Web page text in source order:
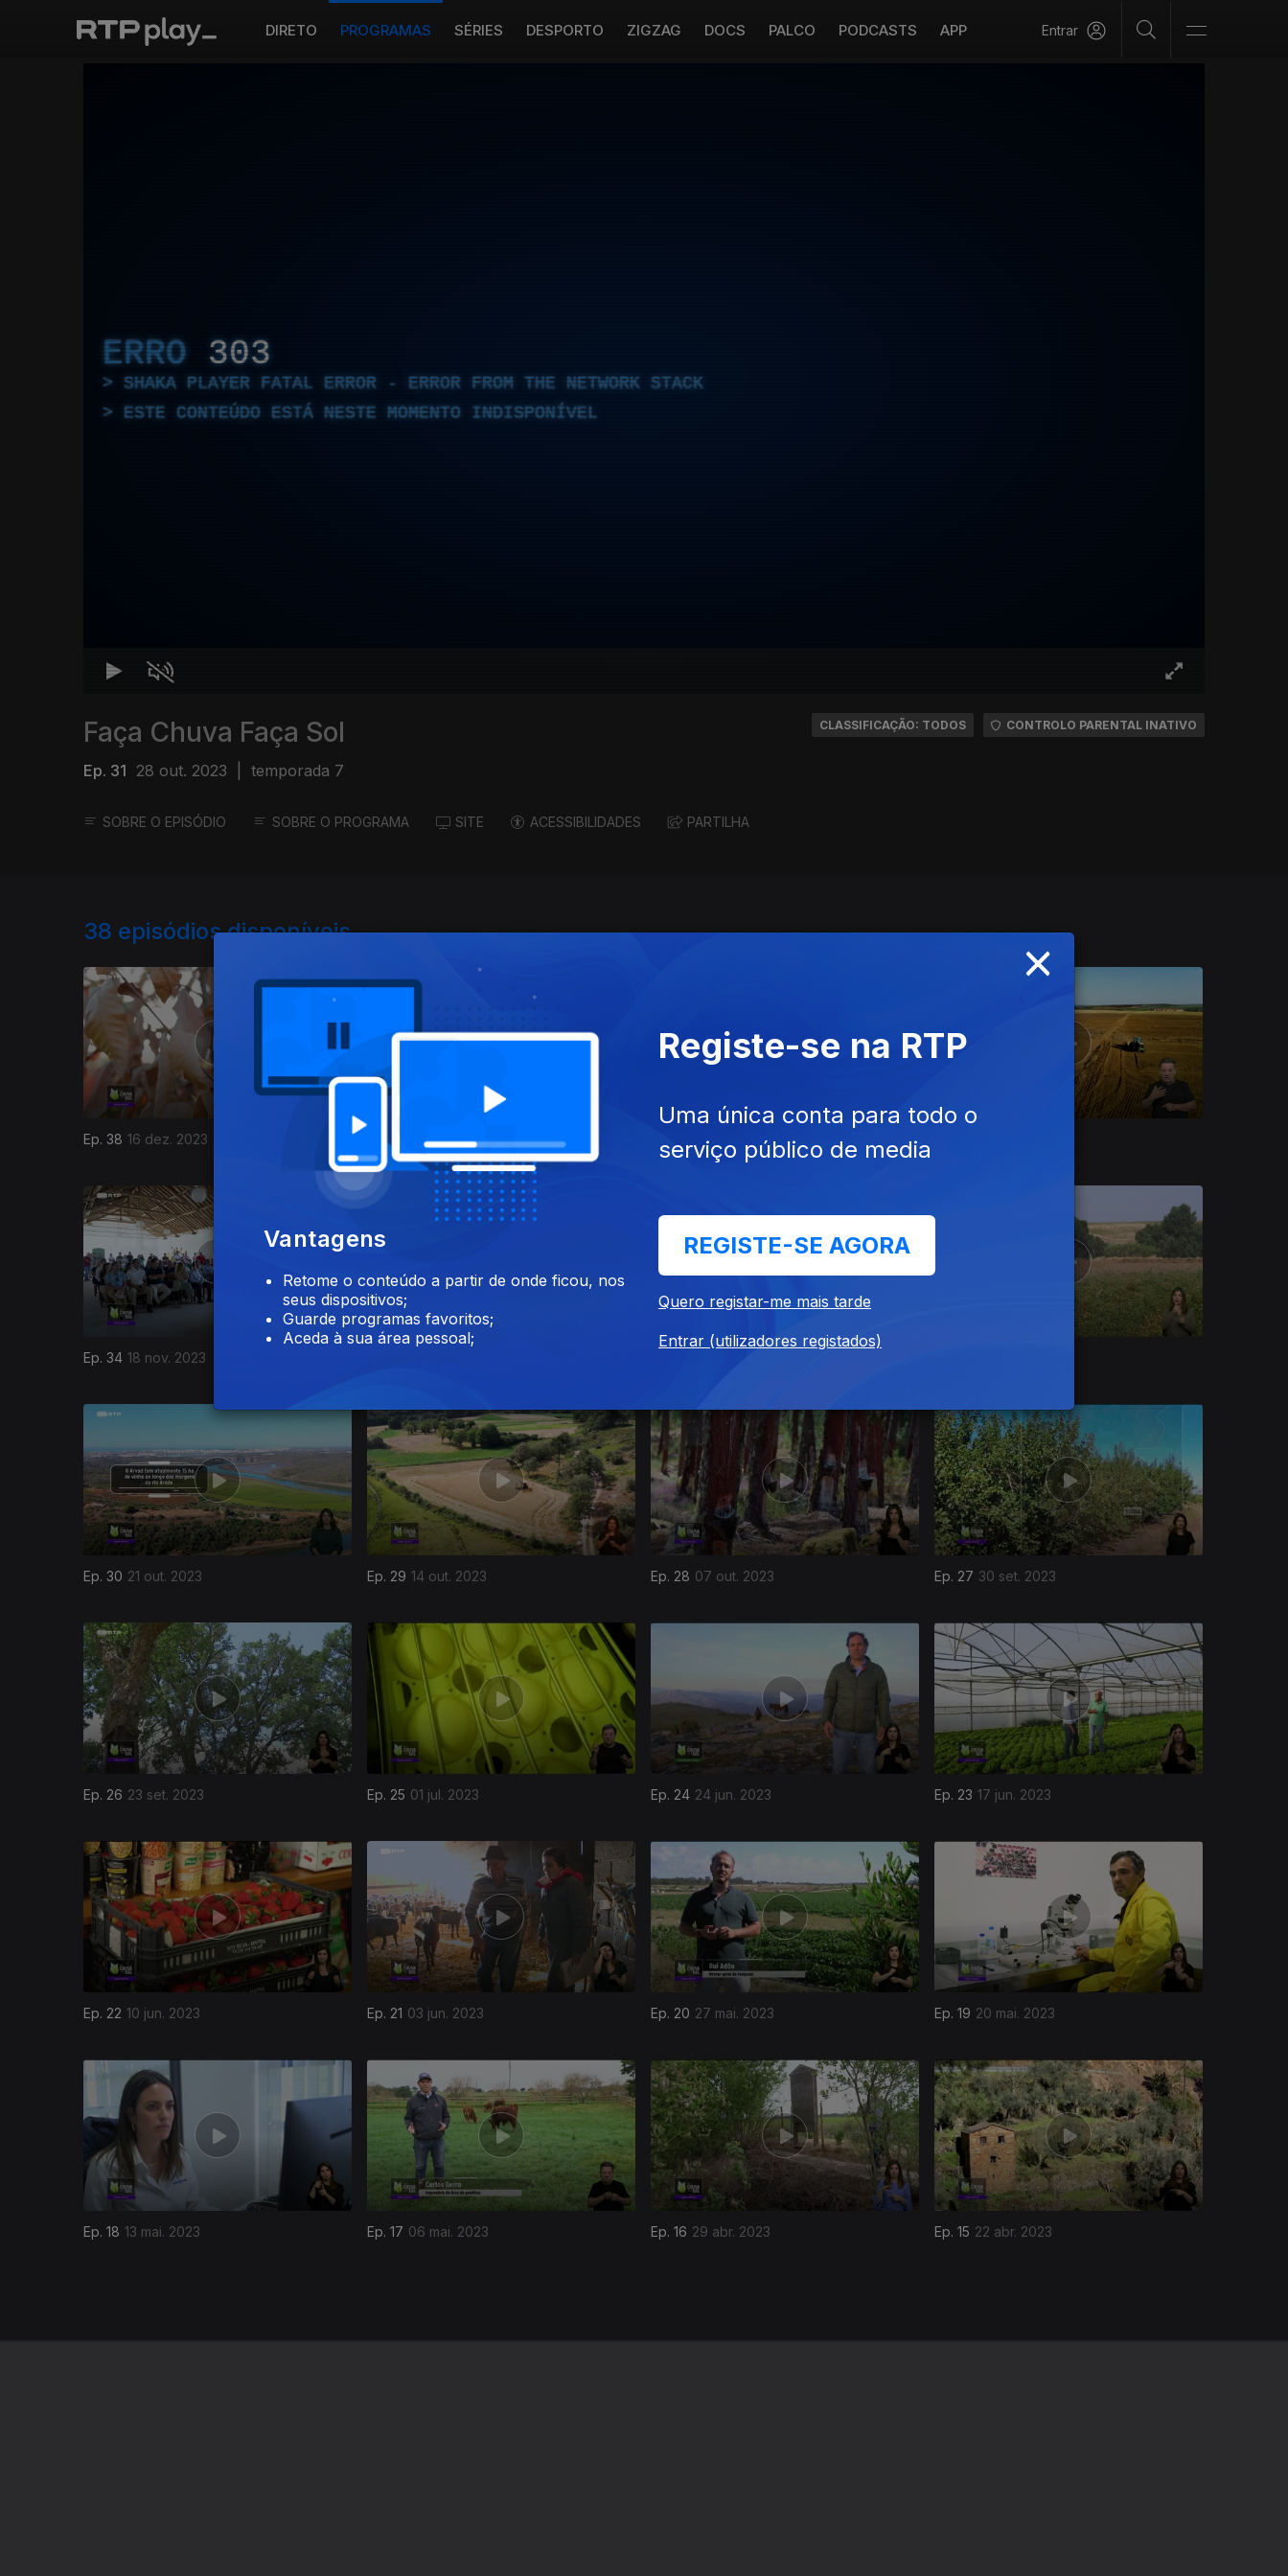
DIRETO PROGRAMAS SÉRIES DESPORTO ZIGZAG DOCS PALCO PODCASTS APP Entrar
ERRO 303
SHAKA PLAYER FATAL ERROR - ERROR FROM THE NETWORK STACK
ESTE CONTEÚDO ESTÁ NESTE MOMENTO INDISPONÍVEL
Faça Chuva Faça Sol
Ep. 31 28 out. 2023 temporada 7
CLASSIFICAÇÃO: TODOS CONTROLO PARENTAL INATIVO
SOBRE O EPISÓDIO SOBRE O PROGRAMA SITE ACESSIBILIDADES PARTILHA
38 episódios disponíveis
Ep. 38 16 dez. 2023 09 dez. 2023 02 dez. 2023
Ep. 34 18 nov. 2023
Ep. 30 21 out. 2023 Ep. 29 14 out. 2023 Ep. 28 07 out. 2023 Ep. 27 30 set. 2023
718507
Ep. 26 23 set. 2023 Ep. 25 01 jul. 2023 Ep. 24 24 jun. 2023 Ep. 23 17 jun. 2023
Ep. 22 10 jun. 2023 Ep. 21 03 jun. 2023 Ep. 20 27 mai. 2023 Ep. 19 20 mai. 2023
Ep. 18 13 mai. 2023 Ep. 17 06 mai. 2023 Ep. 16 29 abr. 2023 Ep. 15 22 abr. 2023
686945
×
Vantagens
Retome o conteúdo a partir de onde ficou, nos
seus dispositivos;
Guarde programas favoritos;
Aceda à sua área pessoal;
Registe-se na RTP
Uma única conta para todo o
serviço público de media
REGISTE-SE AGORA
Quero registar-me mais tarde
Entrar (utilizadores registados)